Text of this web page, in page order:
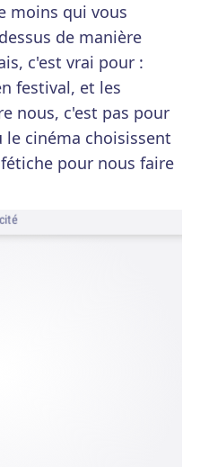
moins qui vous
de manière
c'est vrai pour :
festival, et les
nous, c'est pas pour
cinéma choisissent
pour nous faire